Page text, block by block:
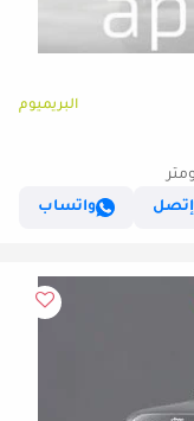
البريميوم
إتصل
واتساب